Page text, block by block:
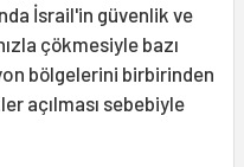
İsrail'in güvenlik ve
çökmesiyle bazı
bölgelerini birbirinden
açılması sebebiyle